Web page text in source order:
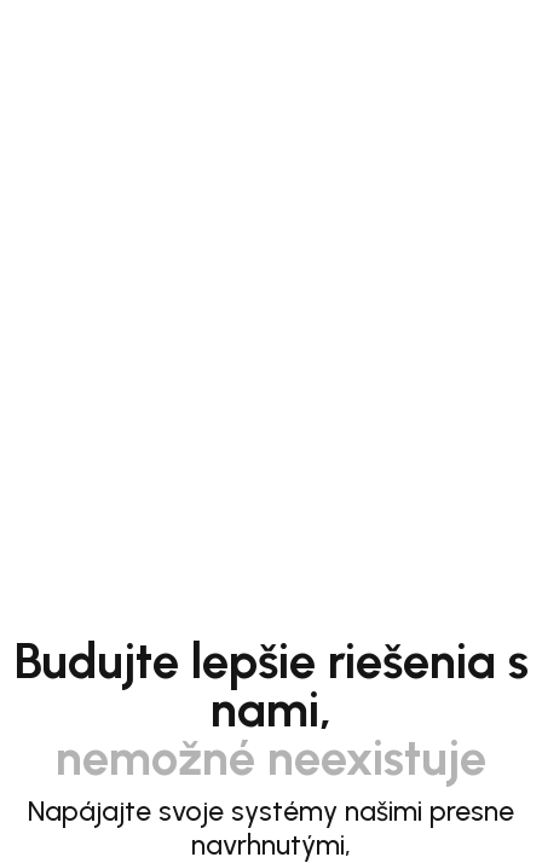
Budujte lepšie riešenia s
nami,
nemožné neexistuje
Napájajte svoje systémy našimi presne
navrhnutými,